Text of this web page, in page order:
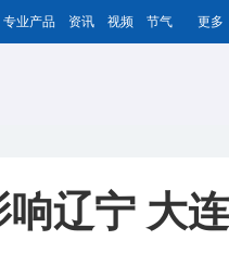
专业产品 资讯 视频 节气 更多
响辽宁 大